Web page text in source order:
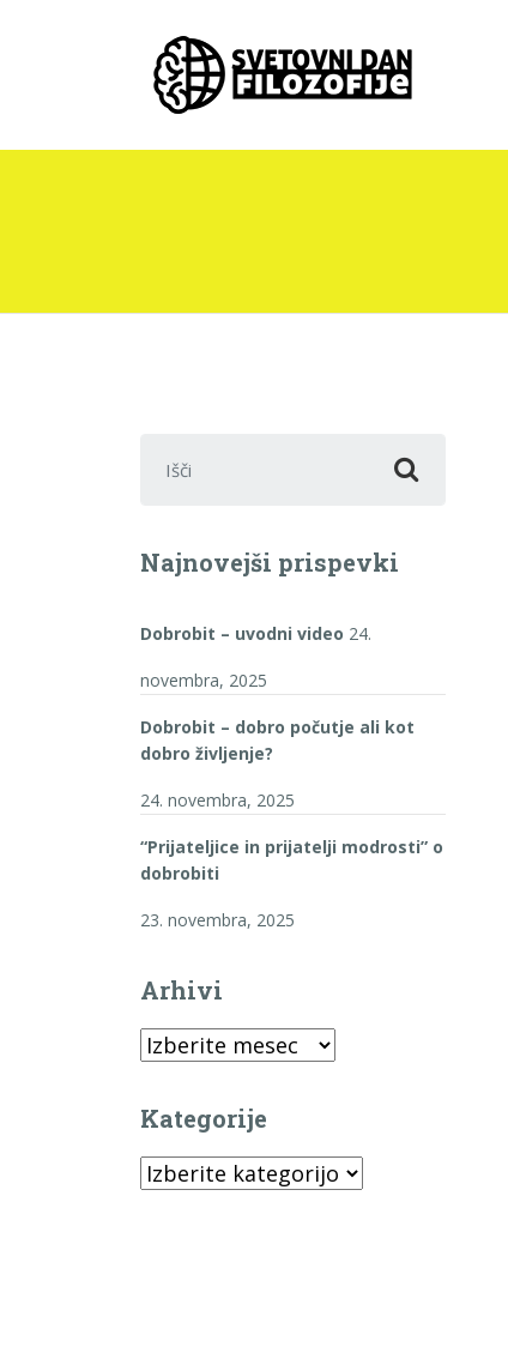
Najnovejši prispevki
Dobrobit – uvodni video 24.
novembra, 2025
Dobrobit – dobro počutje ali kot
dobro življenje?
24. novembra, 2025
“Prijateljice in prijatelji modrosti” o
dobrobiti
23. novembra, 2025
Arhivi
Arhivi
Kategorije
Kategorije